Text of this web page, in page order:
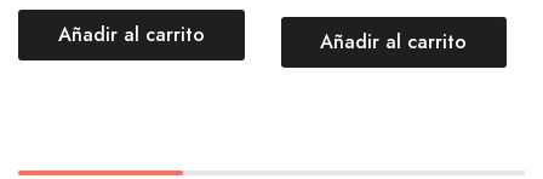
Añadir al carrito Añadir al carrito